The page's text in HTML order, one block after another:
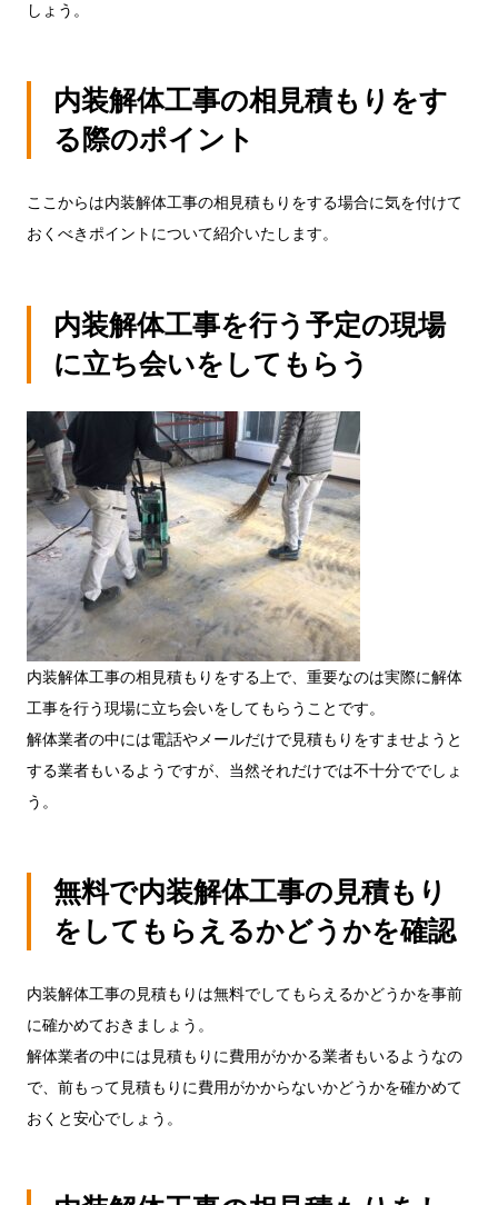
しょう。
内装解体工事の相見積もりをす
る際のポイント
ここからは内装解体工事の相見積もりをする場合に気を付けて
おくべきポイントについて紹介いたします。
内装解体工事を行う予定の現場
に立ち会いをしてもらう
内装解体工事の相見積もりをする上で、重要なのは実際に解体
工事を行う現場に立ち会いをしてもらうことです。
解体業者の中には電話やメールだけで見積もりをすませようと
する業者もいるようですが、当然それだけでは不十分ででしょ
う。
無料で内装解体工事の見積もり
をしてもらえるかどうかを確認
内装解体工事の見積もりは無料でしてもらえるかどうかを事前
に確かめておきましょう。
解体業者の中には見積もりに費用がかかる業者もいるようなの
で、前もって見積もりに費用がかからないかどうかを確かめて
おくと安心でしょう。